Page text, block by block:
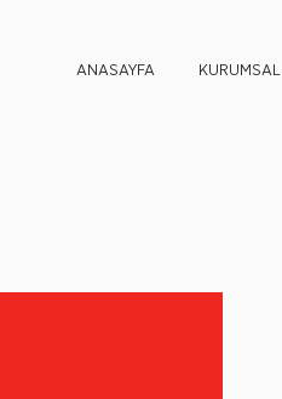
ANASAYFA KURUMSAL